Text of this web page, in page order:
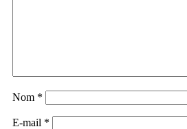
Nom *
E-mail *